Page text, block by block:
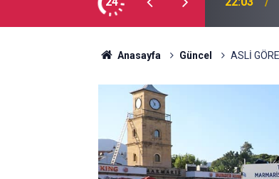
Anasayfa Güncel ASLİ